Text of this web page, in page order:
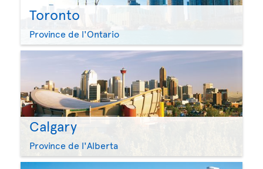
Toronto
Province de l'Ontario
Calgary
Province de l'Alberta